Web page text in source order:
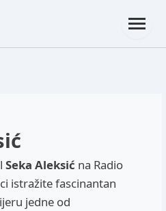
Seka Aleksić na Radio
istražite fascinantan
jedne od